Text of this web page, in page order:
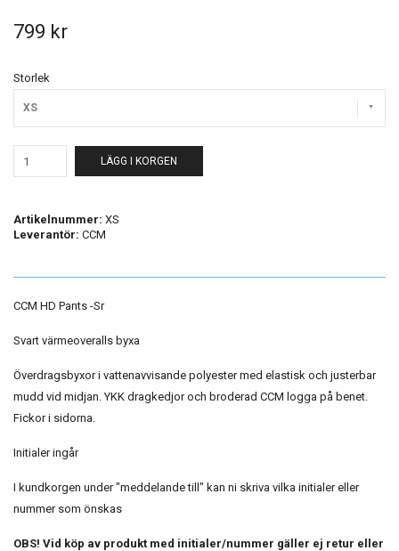
799 kr
Storlek
XS
LÄGG I KORGEN
Artikelnummer: XS
Leverantör: CCM
CCM HD Pants -Sr
Svart värmeoveralls byxa
Överdragsbyxor i vattenavvisande polyester med elastisk och justerbar
mudd vid midjan. YKK dragkedjor och broderad CCM logga på benet.
Fickor i sidorna.
Initialer ingår
I kundkorgen under "meddelande till" kan ni skriva vilka initialer eller
nummer som önskas
OBS! Vid köp av produkt med initialer/nummer gäller ej retur eller